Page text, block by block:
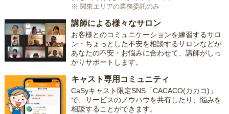
※ 関東エリアの業務委託のみ
講師による様々なサロン
お客様とのコミュニケーションを練習するサロ
ン・ちょっとした不安を相談するサロンなどが
あなたの不安・お悩みに合わせて、講師がしっ
かりサポートします。
キャスト専用コミュニティ
CaSyキャスト限定SNS「CACACO(カカコ)」
で、サービスのノウハウを共有したり、悩みを
相談することができます。